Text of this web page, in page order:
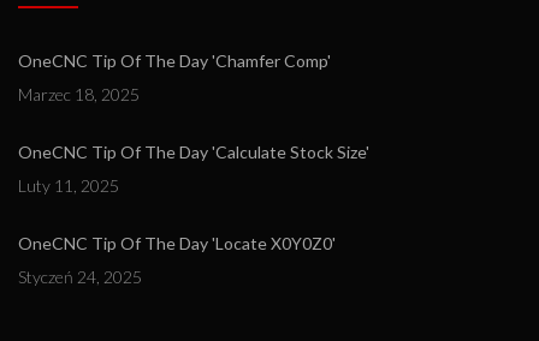
OneCNC Tip Of The Day 'Chamfer Comp'
Marzec 18, 2025
OneCNC Tip Of The Day 'Calculate Stock Size'
Luty 11, 2025
OneCNC Tip Of The Day 'Locate X0Y0Z0'
Styczeń 24, 2025